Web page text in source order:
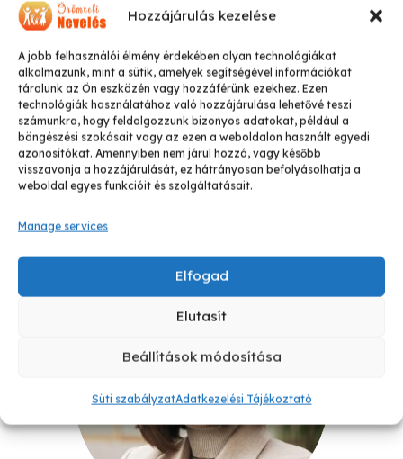
Hozzájárulás kezelése
A jobb felhasználói élmény érdekében olyan technológiákat
alkalmazunk, mint a sütik, amelyek segítségével információkat
tárolunk az Ön eszközén vagy hozzáférünk ezekhez. Ezen
technológiák használatához való hozzájárulása lehetővé teszi
számunkra, hogy feldolgozzunk bizonyos adatokat, például a
böngészési szokásait vagy az ezen a weboldalon használt egyedi
azonosítókat. Amennyiben nem járul hozzá, vagy később
visszavonja a hozzájárulását, ez hátrányosan befolyásolhatja a
weboldal egyes funkcióit és szolgáltatásait.
Manage services
Elfogad
Elutasít
Beállítások módosítása
Süti szabályzatAdatkezelési Tájékoztató
Salman Burke
English Teacher